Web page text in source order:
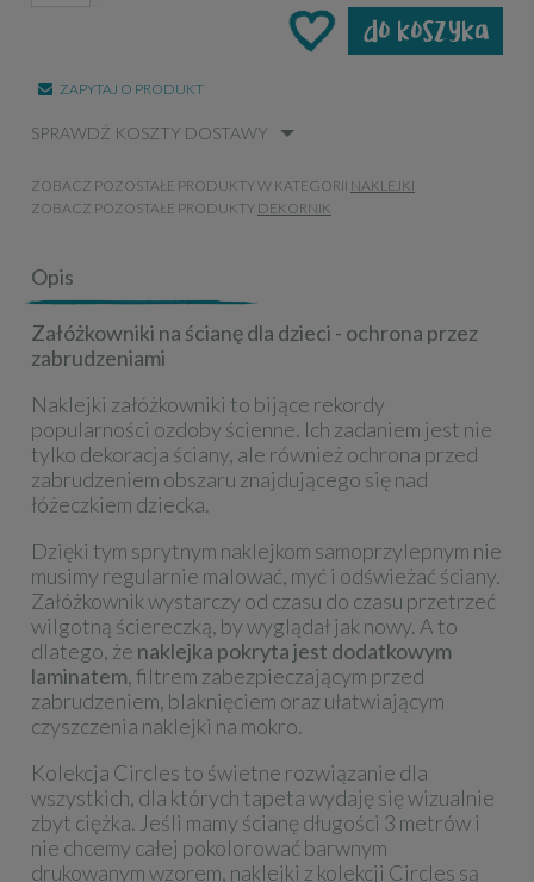
do koszyka
ZAPYTAJ O PRODUKT
SPRAWDŹ KOSZTY DOSTAWY
ZOBACZ POZOSTAŁE PRODUKTY W KATEGORII NAKLEJKI
ZOBACZ POZOSTAŁE PRODUKTY DEKORNIK
Opis
Załóżkowniki na ścianę dla dzieci - ochrona przez
zabrudzeniami
Naklejki załóżkowniki to bijące rekordy
popularności ozdoby ścienne. Ich zadaniem jest nie
tylko dekoracja ściany, ale również ochrona przed
zabrudzeniem obszaru znajdującego się nad
łóżeczkiem dziecka.
Dzięki tym sprytnym naklejkom samoprzylepnym nie
musimy regularnie malować, myć i odświeżać ściany.
Załóżkownik wystarczy od czasu do czasu przetrzeć
wilgotną ściereczką, by wyglądał jak nowy. A to
dlatego, że naklejka pokryta jest dodatkowym
laminatem, filtrem zabezpieczającym przed
zabrudzeniem, blaknięciem oraz ułatwiającym
czyszczenia naklejki na mokro.
Kolekcja Circles to świetne rozwiązanie dla
wszystkich, dla których tapeta wydaję się wizualnie
zbyt ciężka. Jeśli mamy ścianę długości 3 metrów i
nie chcemy całej pokolorować barwnym
drukowanym wzorem, naklejki z kolekcji Circles są